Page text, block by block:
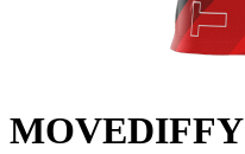
MOVEDIFFY